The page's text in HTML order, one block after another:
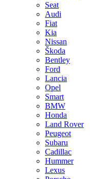
Seat
Audi
Fiat
Kia
Nissan
Škoda
Bentley
Ford
Lancia
Opel
Smart
BMW
Honda
Land Rover
Peugeot
Subaru
Cadillac
Hummer
Lexus